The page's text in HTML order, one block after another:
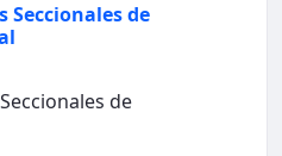
Seccionales de
de